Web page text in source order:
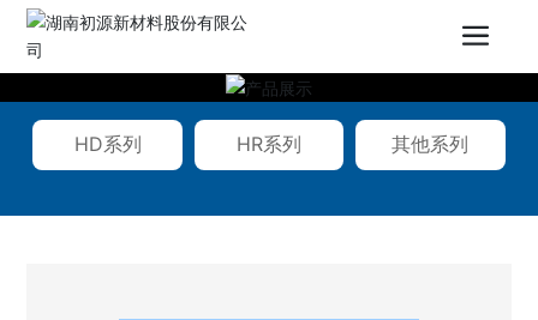
HD系列 HR系列 其他系列